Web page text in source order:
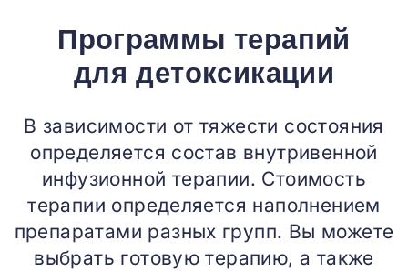
Программы терапий
для детоксикации
В зависимости от тяжести состояния
определяется состав внутривенной
инфузионной терапии. Стоимость
терапии определяется наполнением
препаратами разных групп. Вы можете
выбрать готовую терапию, а также